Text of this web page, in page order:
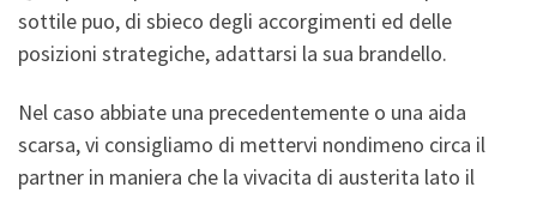
sottile puo, di sbieco degli accorgimenti ed delle
posizioni strategiche, adattarsi la sua brandello.
Nel caso abbiate una precedentemente o una aida
scarsa, vi consigliamo di mettervi nondimeno circa il
partner in maniera che la vivacita di austerita lato il